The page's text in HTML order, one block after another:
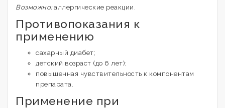
Возможно:аллергические реакции.
Противопоказания к
применению
сахарный диабет;
детский возраст (до 6 лет);
повышенная чувствительность к компонентам
препарата.
Применение при